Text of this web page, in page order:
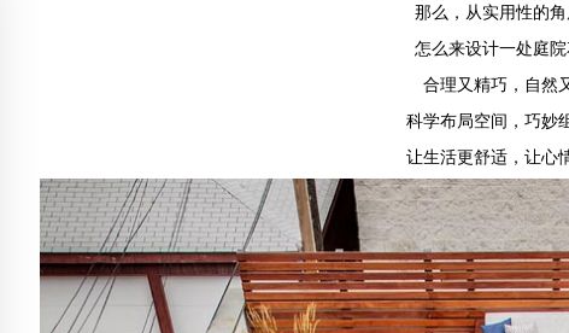
那么，从实用性的
怎么来设计一处庭
合理又精巧，自然
科学布局空间，巧妙
让生活更舒适，让心